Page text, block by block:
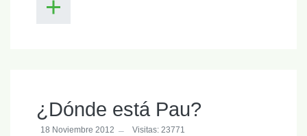
¿Dónde está Pau?
18 Noviembre 2012 Visitas: 23771